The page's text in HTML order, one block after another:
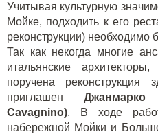
Учитывая культурную
Мойке, подходить к его
реконструкции) необходимо
Так как некогда многие
итальянские
поручена
приглашен
Cavagnino). В ходе
набережной Мойки и